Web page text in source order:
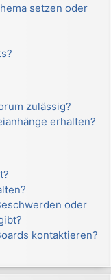
setzen oder
zulässig?
erhalten?
oder
kontaktieren?